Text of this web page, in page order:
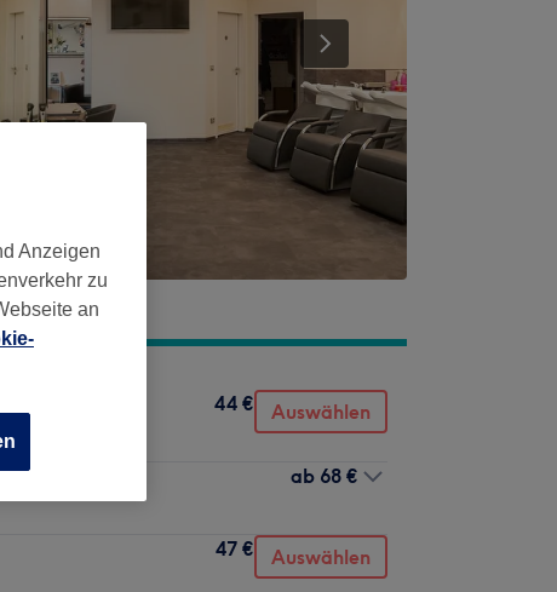
44 € Auswählen
ab 68 €
47 € Auswählen
Anzeigen
zu
an